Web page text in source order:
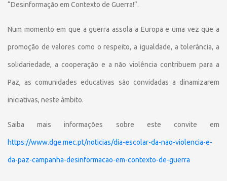
“Desinformação em Contexto de Guerra!”.
Num momento em que a guerra assola a Europa e uma vez que a
promoção de valores como o respeito, a igualdade, a tolerância, a
solidariedade, a cooperação e a não violência contribuem para a
Paz, as comunidades educativas são convidadas a dinamizarem
iniciativas, neste âmbito.
Saiba mais informações sobre este convite em
https://www.dge.mec.pt/noticias/dia-escolar-da-nao-violencia-e-
da-paz-campanha-desinformacao-em-contexto-de-guerra